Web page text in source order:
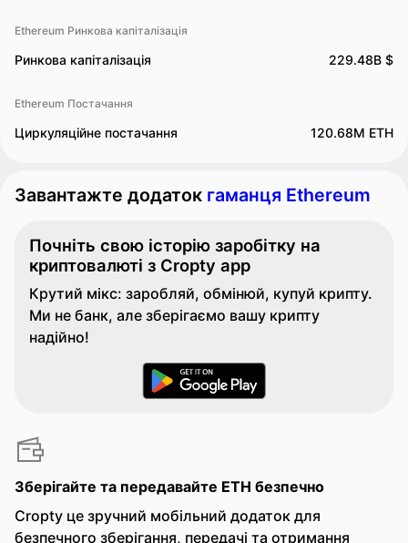
Ethereum Ринкова капіталізація
Ринкова капіталізація 229.48B $
Ethereum Постачання
Циркуляційне постачання 120.68M ETH
Завантажте додаток гаманця Ethereum
Почніть свою історію заробітку на
криптовалюті з Cropty app
Крутий мікс: заробляй, обмінюй, купуй крипту.
Ми не банк, але зберігаємо вашу крипту
надійно!
Зберігайте та передавайте ETH безпечно
Cropty це зручний мобільний додаток для
безпечного зберігання, передачі та отримання